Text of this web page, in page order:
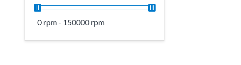
0 rpm - 150000 rpm